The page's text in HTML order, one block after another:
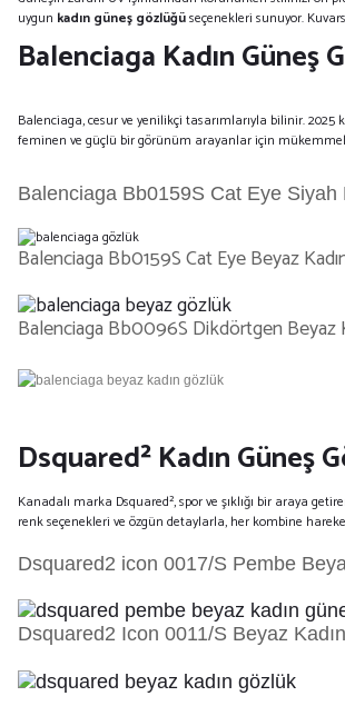
uygun kadın güneş gözlüğüseçenekleri sunuyor.
Balenciaga Kadın Güneş
Balenciaga, cesur ve yenilikçi tasarımlarıyla bilinir.
feminen ve güçlü bir görünüm arayanlar için mükemmel
Balenciaga Bb0159S Cat Eye Siyah
Balenciaga Bb0159S Cat Eye Beyaz
Balenciaga Bb0096S Dikdörtgen Beyaz
Dsquared² Kadın Güneş
Kanadalı marka Dsquared², spor ve şıklığı bir araya
renk seçenekleri ve özgün detaylarla, her kombine
Dsquared2 icon 0017/S Pembe
Dsquared2 Icon 0011/S Beyaz